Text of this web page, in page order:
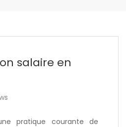
salaire en
pratique courante de